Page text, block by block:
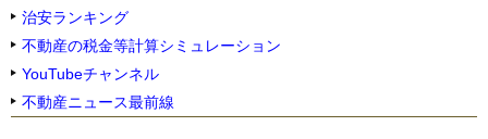
治安ランキング
不動産の税金等計算シミュレーション
YouTubeチャンネル
不動産ニュース最前線